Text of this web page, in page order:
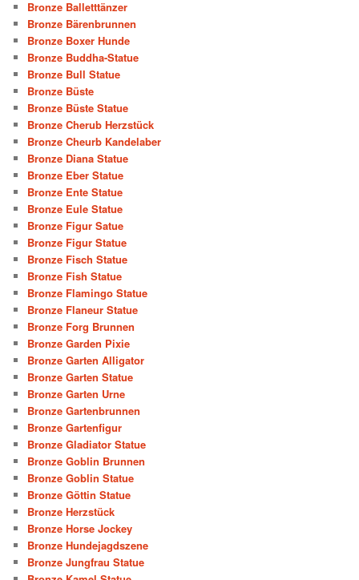
Bronze Balletttänzer
Bronze Bärenbrunnen
Bronze Boxer Hunde
Bronze Buddha-Statue
Bronze Bull Statue
Bronze Büste
Bronze Büste Statue
Bronze Cherub Herzstück
Bronze Cheurb Kandelaber
Bronze Diana Statue
Bronze Eber Statue
Bronze Ente Statue
Bronze Eule Statue
Bronze Figur Satue
Bronze Figur Statue
Bronze Fisch Statue
Bronze Fish Statue
Bronze Flamingo Statue
Bronze Flaneur Statue
Bronze Forg Brunnen
Bronze Garden Pixie
Bronze Garten Alligator
Bronze Garten Statue
Bronze Garten Urne
Bronze Gartenbrunnen
Bronze Gartenfigur
Bronze Gladiator Statue
Bronze Goblin Brunnen
Bronze Goblin Statue
Bronze Göttin Statue
Bronze Herzstück
Bronze Horse Jockey
Bronze Hundejagdszene
Bronze Jungfrau Statue